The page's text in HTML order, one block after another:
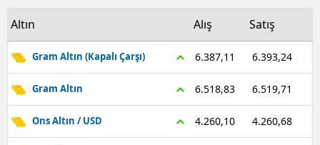
Altın Alış Satış
Gram Altın (Kapalı Çarşı) 6.387,11 6.393,24
Gram Altın 6.518,83 6.519,71
Ons Altın / USD 4.260,10 4.260,68